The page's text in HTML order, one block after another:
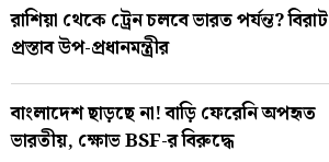
রাশিয়া থেকে ট্রেন চলবে ভারত পর্যন্ত? বিরাট
প্রস্তাব উপ-প্রধানমন্ত্রীর
বাংলাদেশ ছাড়ছে না! বাড়ি ফেরেনি অপহৃত
ভারতীয়, ক্ষোভ BSF-র বিরুদ্ধে